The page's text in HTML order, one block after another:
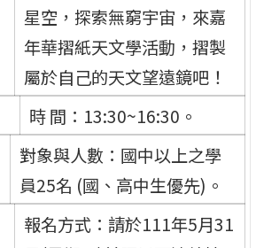
星空，探索無窮宇宙，來嘉
年華摺紙天文學活動，摺製
屬於自己的天文望遠鏡吧！
時 間：13:30~16:30。
對象與人數：國中以上之學
員25名 (國、高中生優先)。
報名方式：請於111年5月31